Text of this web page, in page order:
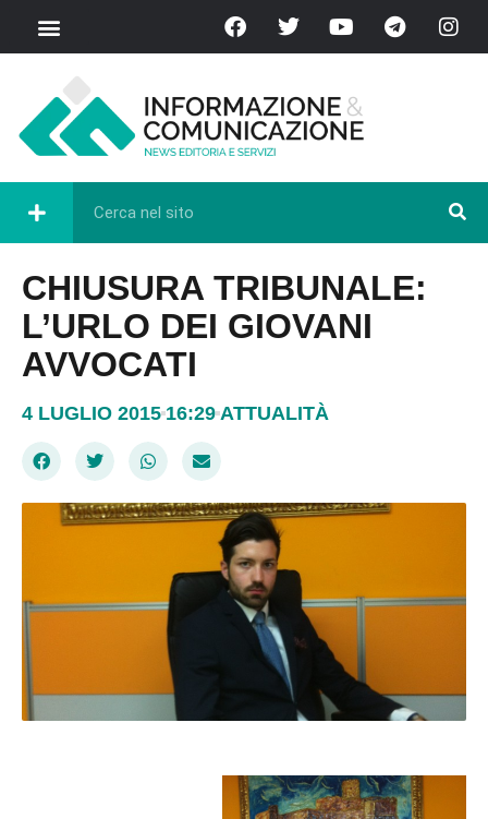
CHIUSURA TRIBUNALE:
L’URLO DEI GIOVANI
AVVOCATI
4 LUGLIO 2015 16:29 ATTUALITÀ